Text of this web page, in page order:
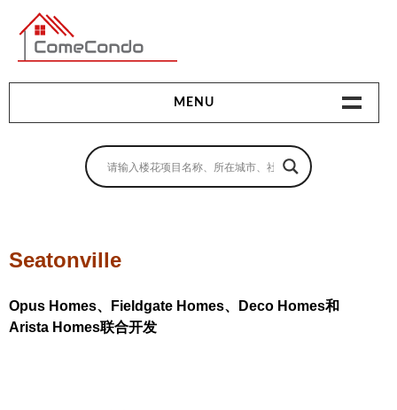
多伦多最新最全的楼花搜索引擎
MENU
地产相关
卖房指南
贷款指南
Seatonville
Opus Homes、Fieldgate Homes、Deco Homes和
Arista Homes联合开发